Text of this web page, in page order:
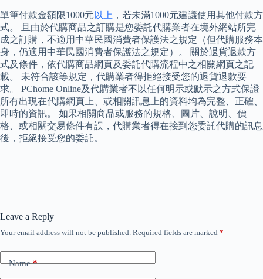
單筆付款金額限1000元 以上 ，若未滿1000元建議使用其他付款方
式。 且由於代購商品之訂購是您委託代購業者在境外網站所完
成之訂購，不適用中華民國消費者保護法之規定（但代購服務本
身，仍適用中華民國消費者保護法之規定）。 關於退貨退款方
式及條件，依代購商品網頁及委託代購流程中之相關網頁之記
載。 未符合該等規定，代購業者得拒絕接受您的退貨退款要
求。 PChome Online及代購業者不以任何明示或默示之方式保證
所有出現在代購網頁上、或相關訊息上的資料均為完整、正確、
即時的資訊。 如果相關商品或服務的規格、圖片、說明、價
格、或相關交易條件有誤，代購業者得在接到您委託代購的訊息
後，拒絕接受您的委託。
Leave a Reply
Your email address will not be published. Required fields are marked *
Name*